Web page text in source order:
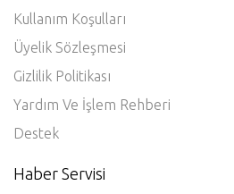
Kullanım Koşulları
Üyelik Sözleşmesi
Gizlilik Politikası
Yardım Ve İşlem Rehberi
Destek
Haber Servisi